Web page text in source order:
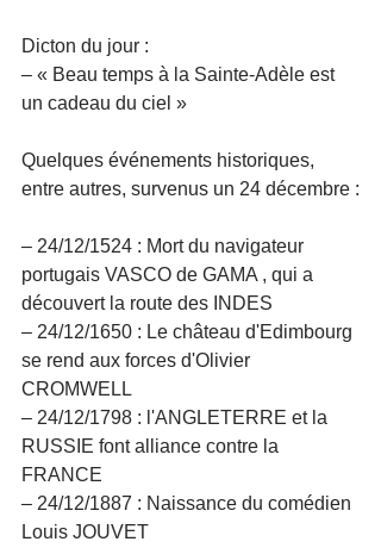
Dicton du jour :
– « Beau temps à la Sainte-Adèle est
un cadeau du ciel »
Quelques événements historiques,
entre autres, survenus un 24 décembre :
– 24/12/1524 : Mort du navigateur
portugais VASCO de GAMA , qui a
découvert la route des INDES
– 24/12/1650 : Le château d'Edimbourg
se rend aux forces d'Olivier
CROMWELL
– 24/12/1798 : l'ANGLETERRE et la
RUSSIE font alliance contre la
FRANCE
– 24/12/1887 : Naissance du comédien
Louis JOUVET